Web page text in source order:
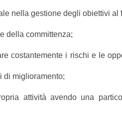
gestione degli obiettivi al
committenza;
i rischi e le
miglioramento;
avendo una